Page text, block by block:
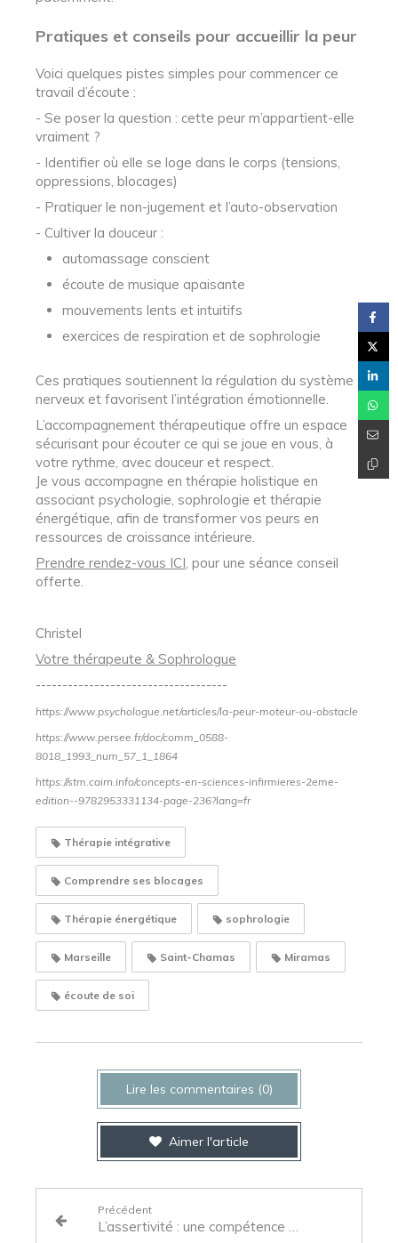
Pratiques et conseils pour accueillir la peur
Voici quelques pistes simples pour commencer ce
travail d’écoute :
- Se poser la question : cette peur m’appartient-elle
vraiment ?
- Identifier où elle se loge dans le corps (tensions,
oppressions, blocages)
- Pratiquer le non-jugement et l’auto-observation
- Cultiver la douceur :
automassage conscient
écoute de musique apaisante
mouvements lents et intuitifs
exercices de respiration et de sophrologie
Ces pratiques soutiennent la régulation du système
nerveux et favorisent l’intégration émotionnelle.
L’accompagnement thérapeutique offre un espace
sécurisant pour écouter ce qui se joue en vous, à
votre rythme, avec douceur et respect.
Je vous accompagne en thérapie holistique en
associant psychologie, sophrologie et thérapie
énergétique, afin de transformer vos peurs en
ressources de croissance intérieure.
Prendre rendez-vous ICI, pour une séance conseil
offerte.
Christel
Votre thérapeute & Sophrologue
------------------------------------
https://www.psychologue.net/articles/la-peur-moteur-ou-obstacle
https://www.persee.fr/doc/comm_0588-
8018_1993_num_57_1_1864
https://stm.cairn.info/concepts-en-sciences-infirmieres-2eme-
edition--9782953331134-page-236?lang=fr
Thérapie intégrative
Comprendre ses blocages
Thérapie énergétique sophrologie
Marseille Saint-Chamas Miramas
écoute de soi
Lire les commentaires (0)
Aimer l'article
Précédent
L’assertivité : une compétence clé pour votre évolution professionnelle